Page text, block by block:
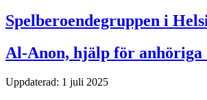
Spelberoendegruppen i
Al-Anon, hjälp för
Uppdaterad: 1 juli 2025